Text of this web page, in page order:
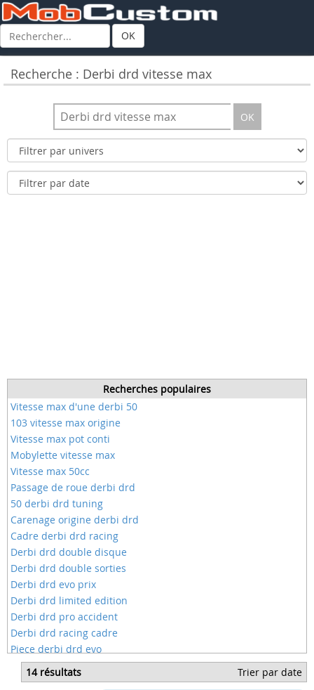
OK
Recherche : Derbi drd vitesse max
OK
Recherches populaires
Vitesse max d'une derbi 50
103 vitesse max origine
Vitesse max pot conti
Mobylette vitesse max
Vitesse max 50cc
Passage de roue derbi drd
50 derbi drd tuning
Carenage origine derbi drd
Cadre derbi drd racing
Derbi drd double disque
Derbi drd double sorties
Derbi drd evo prix
Derbi drd limited edition
Derbi drd pro accident
Derbi drd racing cadre
Piece derbi drd evo
Reservoir derbi drd racing
Roulement de roue de derbi drd
14 résultats Trier par date